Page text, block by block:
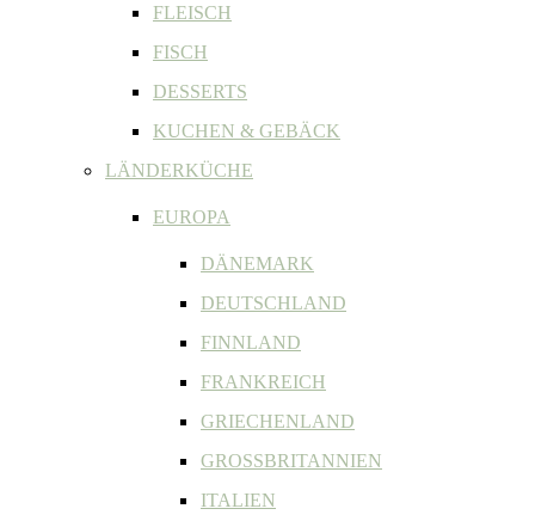
FLEISCH
FISCH
DESSERTS
KUCHEN & GEBÄCK
LÄNDERKÜCHE
EUROPA
DÄNEMARK
DEUTSCHLAND
FINNLAND
FRANKREICH
GRIECHENLAND
GROSSBRITANNIEN
ITALIEN